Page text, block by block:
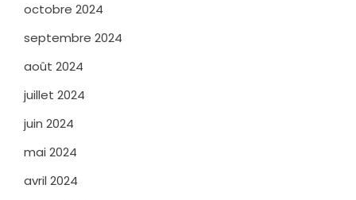
octobre 2024
septembre 2024
août 2024
juillet 2024
juin 2024
mai 2024
avril 2024